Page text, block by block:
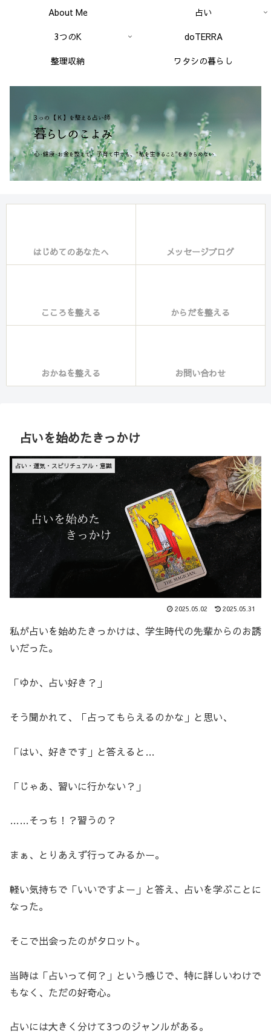
About Me
占い
3つのK
doTERRA
整理収納
ワタシの暮らし
はじめてのあなたへ メッセージブログ
こころを整える からだを整える
おかねを整える お問い合わせ
占いを始めたきっかけ
占い・運気・スピリチュアル・意識
2025.05.02 2025.05.31
私が占いを始めたきっかけは、学生時代の先輩からのお誘
いだった。
「ゆか、占い好き？」
そう聞かれて、「占ってもらえるのかな」と思い、
「はい、好きです」と答えると…
「じゃあ、習いに行かない？」
……そっち！？習うの？
まぁ、とりあえず行ってみるかー。
軽い気持ちで「いいですよー」と答え、占いを学ぶことに
なった。
そこで出会ったのがタロット。
当時は「占いって何？」という感じで、特に詳しいわけで
もなく、ただの好奇心。
占いには大きく分けて3つのジャンルがある。